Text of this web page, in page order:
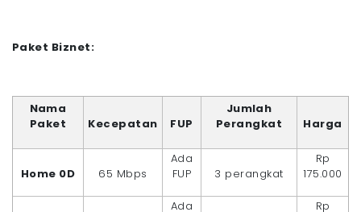
Paket Biznet:
Nama
Paket
Kecepatan FUP
Jumlah
Perangkat
Harga
Home 0D 65 Mbps
Ada
FUP
3 perangkat
Rp
175.000
Ada
Rp